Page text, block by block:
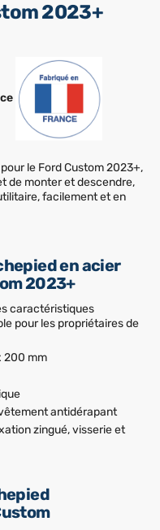
2023+
le Ford Custom 2023+,
de monter et descendre,
facilement et en
en acier
2023+
caractéristiques
pour les propriétaires de
200 mm
antidérapant
zingué, visserie et